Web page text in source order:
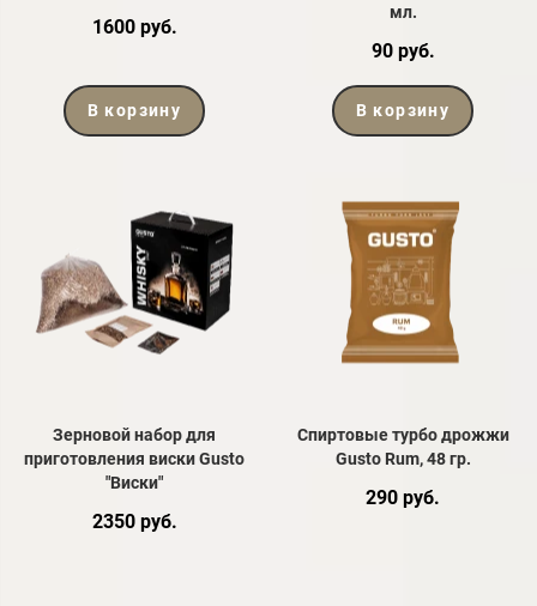
1600 руб.
В корзину
мл.
90 руб.
В корзину
Зерновой набор для
приготовления виски Gusto
"Виски"
2350 руб.
Спиртовые турбо дрожжи
Gusto Rum, 48 гр.
290 руб.